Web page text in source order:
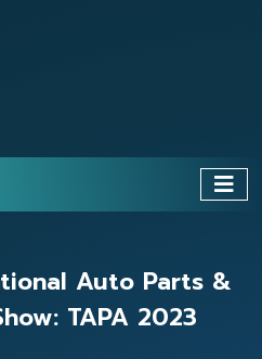
Auto Parts &
TAPA 2023